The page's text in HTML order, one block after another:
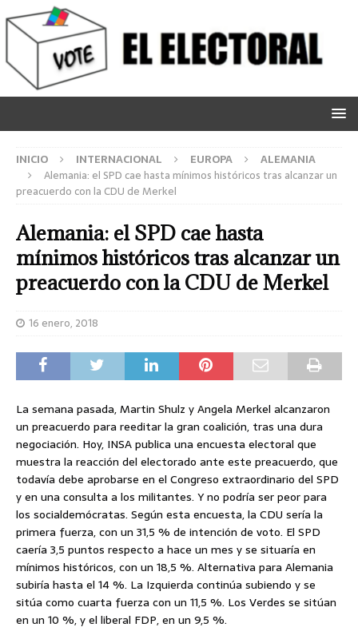
INICIO INTERNACIONAL EUROPA
ALEMANIA
Alemania: el SPD cae hasta mínimos históricos tras alcanzar un
preacuerdo con la CDU de Merkel
Alemania: el SPD cae hasta
mínimos históricos tras alcanzar un
preacuerdo con la CDU de Merkel
16 enero, 2018
La semana pasada, Martin Shulz y Angela Merkel alcanzaron
un preacuerdo para reeditar la gran coalición, tras una dura
negociación. Hoy, INSA publica una encuesta electoral que
muestra la reacción del electorado ante este preacuerdo, que
todavía debe aprobarse en el Congreso extraordinario del SPD
y en una consulta a los militantes. Y no podría ser peor para
los socialdemócratas. Según esta encuesta, la CDU sería la
primera fuerza, con un 31,5 % de intención de voto. El SPD
caería 3,5 puntos respecto a hace un mes y se situaría en
mínimos históricos, con un 18,5 %. Alternativa para Alemania
subiría hasta el 14 %. La Izquierda continúa subiendo y se
sitúa como cuarta fuerza con un 11,5 %. Los Verdes se sitúan
en un 10 %, y el liberal FDP, en un 9,5 %.